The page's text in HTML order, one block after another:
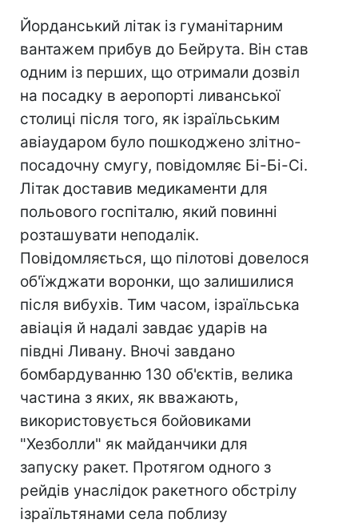
Йорданський літак із гуманітарним
вантажем прибув до Бейрута. Він став
одним із перших, що отримали дозвіл
на посадку в аеропорті ливанської
столиці після того, як ізраїльським
авіаударом було пошкоджено злітно-
посадочну смугу, повідомляє Бі-Бі-Сі.
Літак доставив медикаменти для
польового госпіталю, який повинні
розташувати неподалік.
Повідомляється, що пілотові довелося
об'їжджати воронки, що залишилися
після вибухів. Тим часом, ізраїльська
авіація й надалі завдає ударів на
півдні Ливану. Вночі завдано
бомбардуванню 130 об'єктів, велика
частина з яких, як вважають,
використовується бойовиками
"Хезболли" як майданчики для
запуску ракет. Протягом одного з
рейдів унаслідок ракетного обстрілу
ізраїльтянами села поблизу